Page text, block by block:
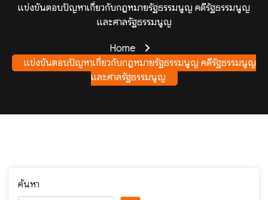
แข่งขันตอบปัญหาเกี่ยวกับกฎหมายรัฐธรรมนูญ คดีรัฐธรรมนูญ
และศาลรัฐธรรมนูญ
Home
แข่งขันตอบปัญหาเกี่ยวกับกฎหมายรัฐธรรมนูญ คดีรัฐธรรมนูญ
และศาลรัฐธรรมนูญ
ค้นหา